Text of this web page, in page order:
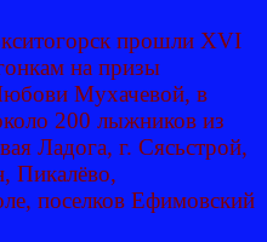
прошли XVI
на призы
Мухачевой, в
200 лыжников из
Ладога, г. Сясьстрой,
Пикалёво,
поселков Ефимовский